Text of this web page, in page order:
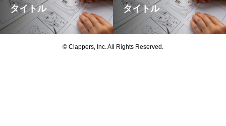
タイトル タイトル
© Clappers, Inc. All Rights Reserved.